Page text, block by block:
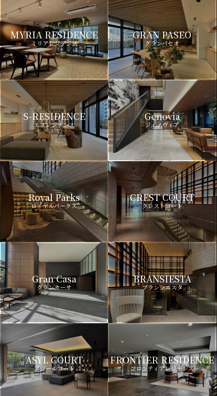
MYRIA RESIDENCE
ミリアレジデンス
GRAN PASEO
グランパセオ
S-RESIDENCE
エスレジデンス
Genovia
ジェノヴィア
Royal Parks
ロイヤルパークス
CREST COURT
クレストコート
Gran Casa
グランカーサ
BRANSIESTA
ブランシエスタ
ASYL COURT
アジールコート
FRONTIER RESIDENCE
フロンティアレジデンス